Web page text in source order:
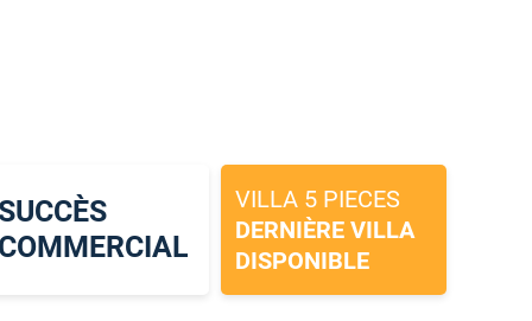
SUCCÈS
COMMERCIAL
VILLA 5 PIECES
DERNIÈRE VILLA
DISPONIBLE